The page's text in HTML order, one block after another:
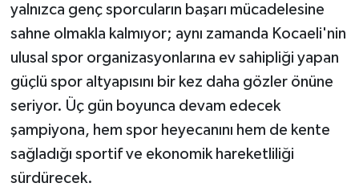
yalnızca genç sporcuların başarı mücadelesine
sahne olmakla kalmıyor; aynı zamanda Kocaeli'nin
ulusal spor organizasyonlarına ev sahipliği yapan
güçlü spor altyapısını bir kez daha gözler önüne
seriyor. Üç gün boyunca devam edecek
şampiyona, hem spor heyecanını hem de kente
sağladığı sportif ve ekonomik hareketliliği
sürdürecek.